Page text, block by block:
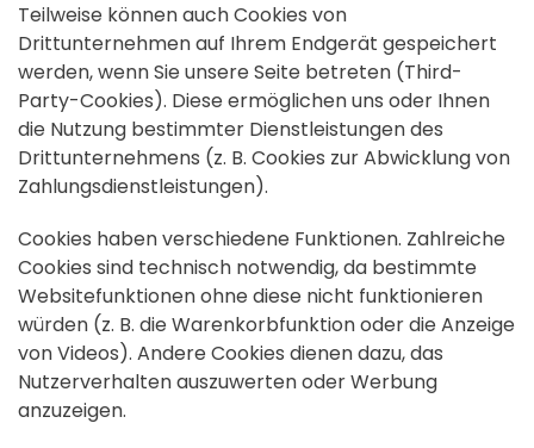
Teilweise können auch Cookies von
Drittunternehmen auf Ihrem Endgerät gespeichert
werden, wenn Sie unsere Seite betreten (Third-
Party-Cookies). Diese ermöglichen uns oder Ihnen
die Nutzung bestimmter Dienstleistungen des
Drittunternehmens (z. B. Cookies zur Abwicklung von
Zahlungsdienstleistungen).
Cookies haben verschiedene Funktionen. Zahlreiche
Cookies sind technisch notwendig, da bestimmte
Websitefunktionen ohne diese nicht funktionieren
würden (z. B. die Warenkorbfunktion oder die Anzeige
von Videos). Andere Cookies dienen dazu, das
Nutzerverhalten auszuwerten oder Werbung
anzuzeigen.